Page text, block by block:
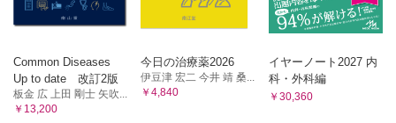
Common Diseases
Up to date 改訂2版
板金 広 上田 剛士 矢吹...
￥13,200
今日の治療薬2026
伊豆津 宏二 今井 靖 桑...
￥4,840
イヤーノート2027 内
科・外科編
￥30,360